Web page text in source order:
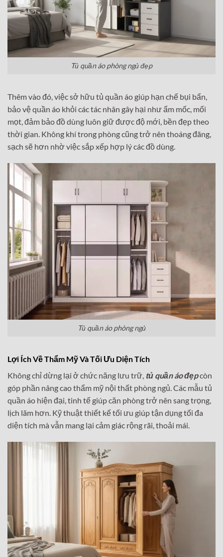
Tủ quần áo phòng ngủ đẹp
Thêm vào đó, việc sở hữu tủ quần áo giúp hạn chế bụi bẩn,
bảo vệ quần áo khỏi các tác nhân gây hại như ẩm mốc, mối
mọt, đảm bảo đồ dùng luôn giữ được độ mới, bền đẹp theo
thời gian. Không khí trong phòng cũng trở nên thoáng đãng,
sạch sẽ hơn nhờ việc sắp xếp hợp lý các đồ dùng.
Tủ quần áo phòng ngủ
Lợi Ích Về Thẩm Mỹ Và Tối Ưu Diện Tích
Không chỉ dừng lại ở chức năng lưu trữ, tủ quần áo đẹpcòn
góp phần nâng cao thẩm mỹ nội thất phòng ngủ. Các mẫu tủ
quần áo hiện đại, tinh tế giúp căn phòng trở nên sang trọng,
lịch lãm hơn. Kỹ thuật thiết kế tối ưu giúp tận dụng tối đa
diện tích mà vẫn mang lại cảm giác rộng rãi, thoải mái.